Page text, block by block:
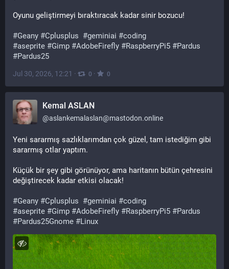
Oyunu geliştirmeyi bıraktıracak kadar sinir bozucu!
#Geany #Cplusplus #geminiai #coding
#aseprite #Gimp #AdobeFirefly #RaspberryPi5 #Pardus
#Pardus25
Jul 30, 2026, 12:21 · 0 · 0
Kemal ASLAN
@aslankemalaslan@mastodon.online
Yeni sararmış sazlıklarımdan çok güzel, tam istediğim gibi
sararmış otlar yaptım.
Küçük bir şey gibi görünüyor, ama haritanın bütün çehresini
değiştirecek kadar etkisi olacak!
#Geany #Cplusplus #geminiai #coding
#aseprite #Gimp #AdobeFirefly #RaspberryPi5 #Pardus
#Pardus25Gnome #Linux